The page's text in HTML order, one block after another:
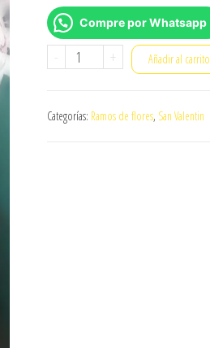
Compre por Whatsapp
-
Travesura
+ Añadir al carrito
Categorías: Ramos de flores, San Valentin